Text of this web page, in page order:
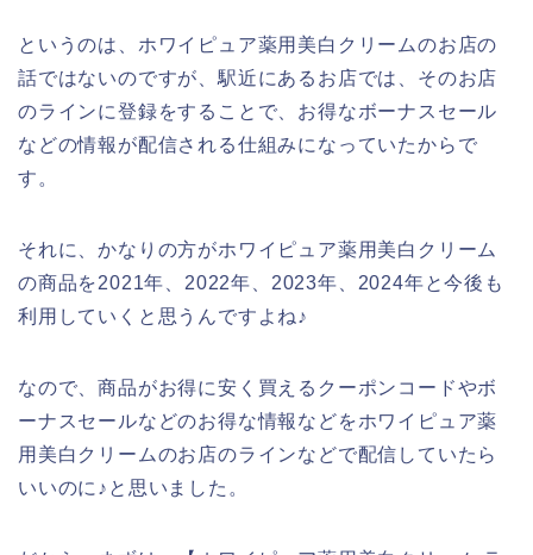
というのは、ホワイピュア薬用美白クリームのお店の
話ではないのですが、駅近にあるお店では、そのお店
のラインに登録をすることで、お得なボーナスセール
などの情報が配信される仕組みになっていたからで
す。
それに、かなりの方がホワイピュア薬用美白クリーム
の商品を2021年、2022年、2023年、2024年と今後も
利用していくと思うんですよね♪
なので、商品がお得に安く買えるクーポンコードやボ
ーナスセールなどのお得な情報などをホワイピュア薬
用美白クリームのお店のラインなどで配信していたら
いいのに♪と思いました。